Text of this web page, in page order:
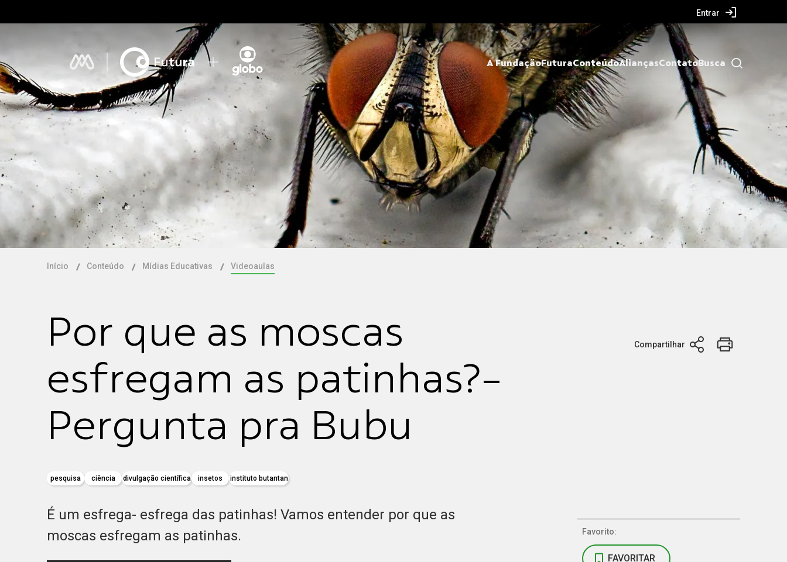
Entrar
A FundaçãoFuturaConteúdoAliançasContatoBusca
Início Conteúdo Mídias Educativas Videoaulas
Por que as moscas
esfregam as patinhas?-
Pergunta pra Bubu
pesquisa ciência divulgação científica insetos instituto butantan
Compartilhar
É um esfrega- esfrega das patinhas! Vamos entender por que as
moscas esfregam as patinhas.
Favorito:
FAVORITAR